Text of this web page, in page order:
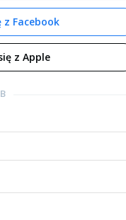
z Facebook
z Apple